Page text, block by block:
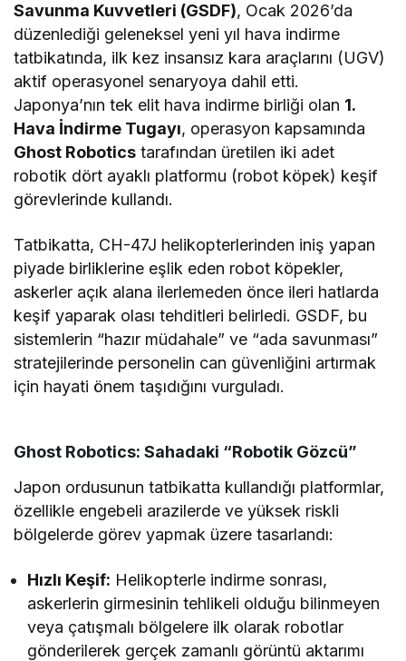
Savunma Kuvvetleri (GSDF), Ocak 2026’da
düzenlediği geleneksel yeni yıl hava indirme
tatbikatında, ilk kez insansız kara araçlarını (UGV)
aktif operasyonel senaryoya dahil etti.
Japonya’nın tek elit hava indirme birliği olan 1.
Hava İndirme Tugayı, operasyon kapsamında
Ghost Robotics tarafından üretilen iki adet
robotik dört ayaklı platformu (robot köpek) keşif
görevlerinde kullandı.
Tatbikatta, CH-47J helikopterlerinden iniş yapan
piyade birliklerine eşlik eden robot köpekler,
askerler açık alana ilerlemeden önce ileri hatlarda
keşif yaparak olası tehditleri belirledi. GSDF, bu
sistemlerin “hazır müdahale” ve “ada savunması”
stratejilerinde personelin can güvenliğini artırmak
için hayati önem taşıdığını vurguladı.
Ghost Robotics: Sahadaki “Robotik Gözcü”
Japon ordusunun tatbikatta kullandığı platformlar,
özellikle engebeli arazilerde ve yüksek riskli
bölgelerde görev yapmak üzere tasarlandı:
Hızlı Keşif: Helikopterle indirme sonrası,
askerlerin girmesinin tehlikeli olduğu bilinmeyen
veya çatışmalı bölgelere ilk olarak robotlar
gönderilerek gerçek zamanlı görüntü aktarımı